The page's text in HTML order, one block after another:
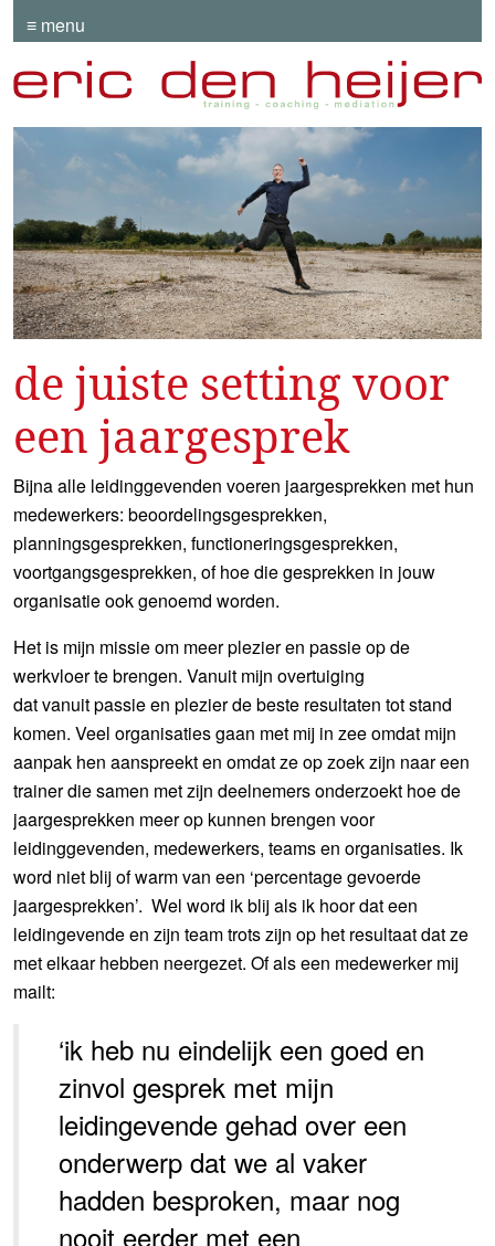
≡ menu
de juiste setting voor
een jaargesprek
Bijna alle leidinggevenden voeren jaargesprekken met hun
medewerkers: beoordelingsgesprekken,
planningsgesprekken, functioneringsgesprekken,
voortgangsgesprekken, of hoe die gesprekken in jouw
organisatie ook genoemd worden.
Het is mijn missie om meer plezier en passie op de
werkvloer te brengen. Vanuit mijn overtuiging
dat vanuit passie en plezier de beste resultaten tot stand
komen. Veel organisaties gaan met mij in zee omdat mijn
aanpak hen aanspreekt en omdat ze op zoek zijn naar een
trainer die samen met zijn deelnemers onderzoekt hoe de
jaargesprekken meer op kunnen brengen voor
leidinggevenden, medewerkers, teams en organisaties. Ik
word niet blij of warm van een ‘percentage gevoerde
jaargesprekken’. Wel word ik blij als ik hoor dat een
leidingevende en zijn team trots zijn op het resultaat dat ze
met elkaar hebben neergezet. Of als een medewerker mij
mailt:
‘ik heb nu eindelijk een goed en
zinvol gesprek met mijn
leidingevende gehad over een
onderwerp dat we al vaker
hadden besproken, maar nog
nooit eerder met een